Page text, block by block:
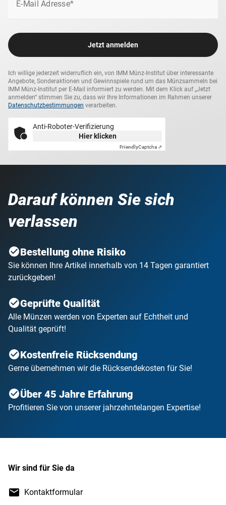
entgehen lassen sollten!
E-Mail Adresse*
Jetzt anmelden
Ich willige jederzeit widerruflich ein, von IMM Münz-Institut über interessante
Angebote, Sonderaktionen und Gewinnspiele rund um das Münzsammeln bei
IMM Münz-Institut per E-Mail informiert zu werden. Mit dem Klick auf „Jetzt
anmelden“ stimmen Sie zu, dass wir Ihre Informationen im Rahmen unserer
Datenschutzbestimmungen verarbeiten.
Anti-Roboter-Verifizierung
Hier klicken
FriendlyCaptcha ⇗
Darauf können Sie sich
verlassen
Bestellung ohne Risiko
Sie können Ihre Artikel innerhalb von 14 Tagen garantiert
zurückgeben!
Geprüfte Qualität
Alle Münzen werden von Experten auf Echtheit und
Qualität geprüft!
Kostenfreie Rücksendung
Gerne übernehmen wir die Rücksendekosten für Sie!
Über 45 Jahre Erfahrung
Profitieren Sie von unserer jahrzehntelangen Expertise!
Wir sind für Sie da
Kontaktformular